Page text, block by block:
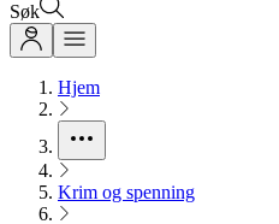
Søk
Hjem
Krim og spenning